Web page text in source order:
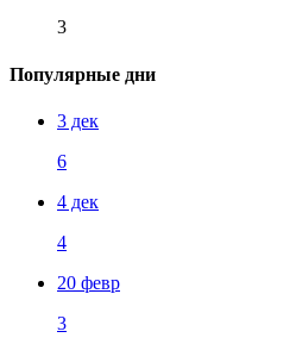
3
Популярные дни
3 дек
6
4 дек
4
20 февр
3